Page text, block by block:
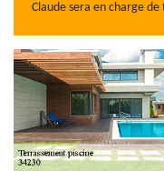
Claude sera en charge